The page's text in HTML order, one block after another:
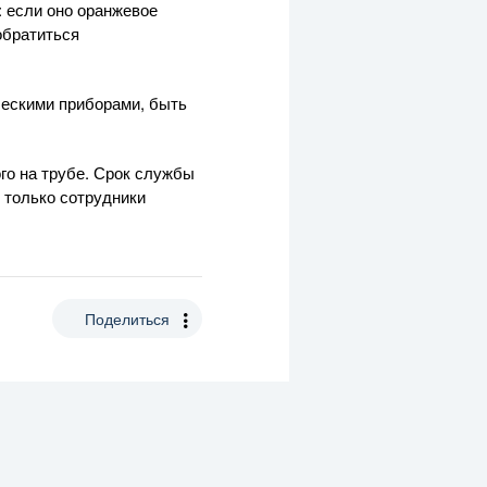
оно оранжевое
приборами, быть
на трубе. Срок службы
сотрудники
Поделиться